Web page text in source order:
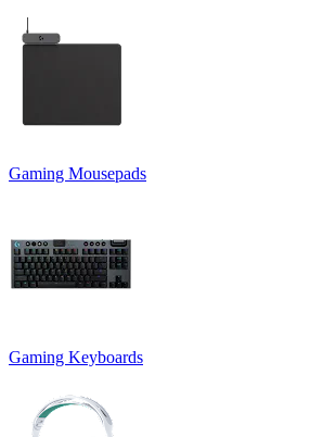
Gaming Mousepads
Gaming Keyboards